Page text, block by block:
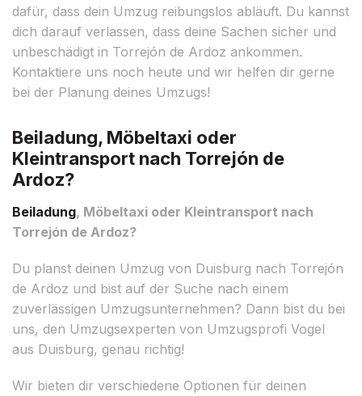
dafür, dass dein Umzug reibungslos abläuft. Du kannst
dich darauf verlassen, dass deine Sachen sicher und
unbeschädigt in Torrejón de Ardoz ankommen.
Kontaktiere uns noch heute und wir helfen dir gerne
bei der Planung deines Umzugs!
Beiladung, Möbeltaxi oder
Kleintransport nach Torrejón de
Ardoz?
Beiladung, Möbeltaxi oder Kleintransport nach
Torrejón de Ardoz?
Du planst deinen Umzug von Duisburg nach Torrejón
de Ardoz und bist auf der Suche nach einem
zuverlässigen Umzugsunternehmen? Dann bist du bei
uns, den Umzugsexperten von Umzugsprofi Vogel
aus Duisburg, genau richtig!
Wir bieten dir verschiedene Optionen für deinen